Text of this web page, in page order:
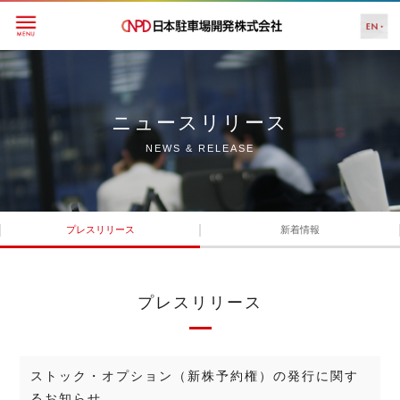
ニュースリリース
NEWS & RELEASE
プレスリリース 新着情報
プレスリリース
ストック・オプション（新株予約権）の発行に関す